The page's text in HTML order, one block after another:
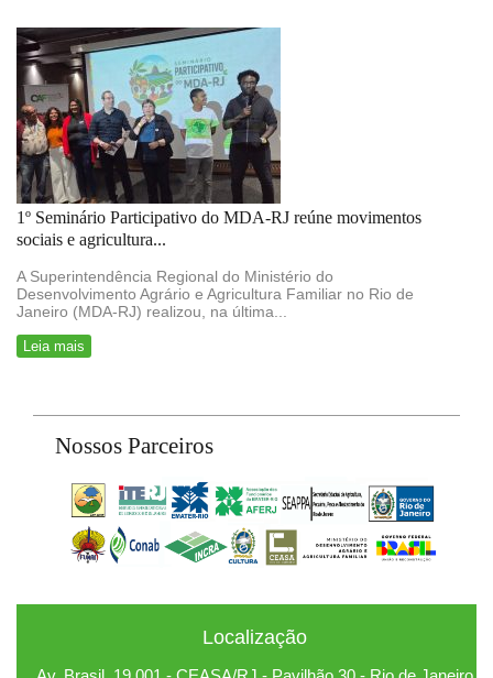
1º Seminário Participativo do MDA-RJ reúne movimentos
sociais e agricultura...
A Superintendência Regional do Ministério do
Desenvolvimento Agrário e Agricultura Familiar no Rio de
Janeiro (MDA-RJ) realizou, na última...
Leia mais
Nossos Parceiros
Localização